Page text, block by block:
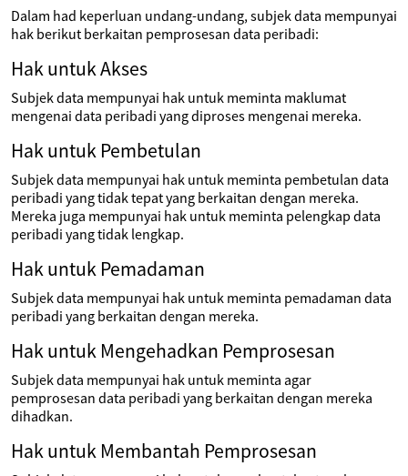
Dalam had keperluan undang-undang, subjek data mempunyai
hak berikut berkaitan pemprosesan data peribadi:
Hak untuk Akses
Subjek data mempunyai hak untuk meminta maklumat
mengenai data peribadi yang diproses mengenai mereka.
Hak untuk Pembetulan
Subjek data mempunyai hak untuk meminta pembetulan data
peribadi yang tidak tepat yang berkaitan dengan mereka.
Mereka juga mempunyai hak untuk meminta pelengkap data
peribadi yang tidak lengkap.
Hak untuk Pemadaman
Subjek data mempunyai hak untuk meminta pemadaman data
peribadi yang berkaitan dengan mereka.
Hak untuk Mengehadkan Pemprosesan
Subjek data mempunyai hak untuk meminta agar
pemprosesan data peribadi yang berkaitan dengan mereka
dihadkan.
Hak untuk Membantah Pemprosesan